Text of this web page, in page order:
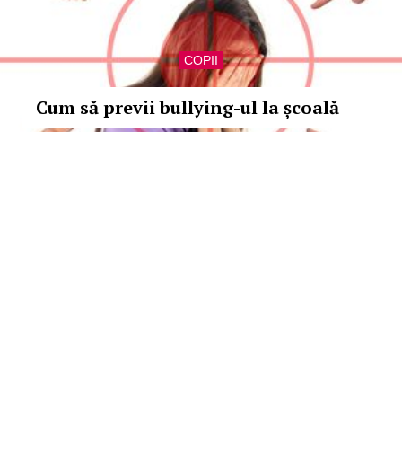
COPII
Cum să previi bullying-ul la școală